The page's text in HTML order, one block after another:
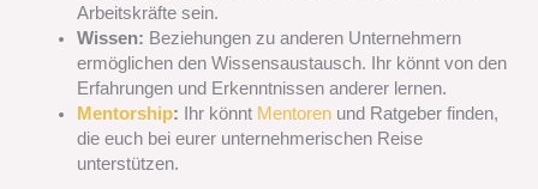
Arbeitskräfte sein.
Wissen: Beziehungen zu anderen Unternehmern
ermöglichen den Wissensaustausch. Ihr könnt von den
Erfahrungen und Erkenntnissen anderer lernen.
Mentorship: Ihr könnt Mentorenund Ratgeber finden,
die euch bei eurer unternehmerischen Reise
unterstützen.